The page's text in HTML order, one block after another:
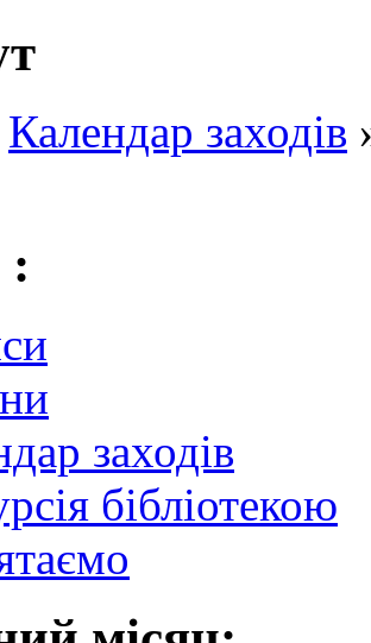
Календар заходів
:
заходів
бібліотекою